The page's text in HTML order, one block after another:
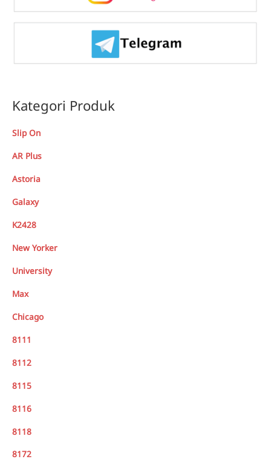
Kategori Produk
Slip On
AR Plus
Astoria
Galaxy
K2428
New Yorker
University
Max
Chicago
8111
8112
8115
8116
8118
8172